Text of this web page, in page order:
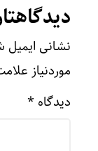
نشانی
موردنیاز
دیدگاه *